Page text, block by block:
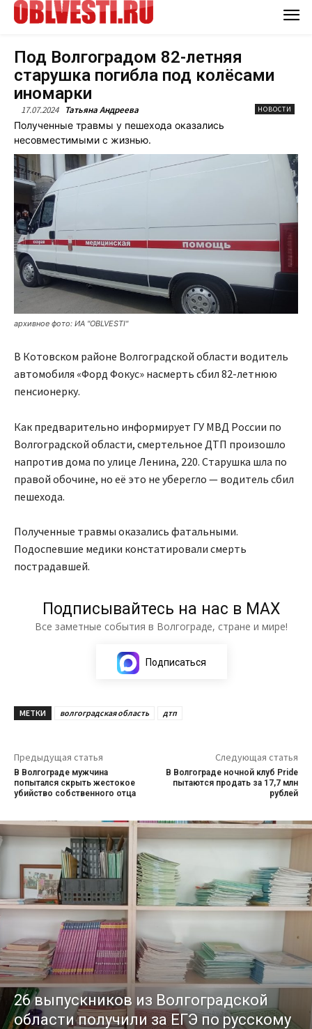
Под Волгоградом 82-летняя
старушка погибла под колёсами
иномарки
17.07.2024 Татьяна Андреева НОВОСТИ
Полученные травмы у пешехода оказались
несовместимыми с жизнью.
архивное фото: ИА "OBLVESTI"
В Котовском районе Волгоградской области водитель
автомобиля «Форд Фокус» насмерть сбил 82-летнюю
пенсионерку.
Как предварительно информирует ГУ МВД России по
Волгоградской области, смертельное ДТП произошло
напротив дома по улице Ленина, 220. Старушка шла по
правой обочине, но её это не уберегло — водитель сбил
пешехода.
Полученные травмы оказались фатальными.
Подоспевшие медики констатировали смерть
пострадавшей.
Подписывайтесь на нас в МАХ
Все заметные события в Волгограде, стране и мире!
Подписаться
МЕТКИ волгоградская область дтп
Предыдущая статья
В Волгограде мужчина
попытался скрыть жестокое
убийство собственного отца
Следующая статья
В Волгограде ночной клуб Pride
пытаются продать за 17,7 млн
рублей
26 выпускников из Волгоградской
области получили за ЕГЭ по русскому